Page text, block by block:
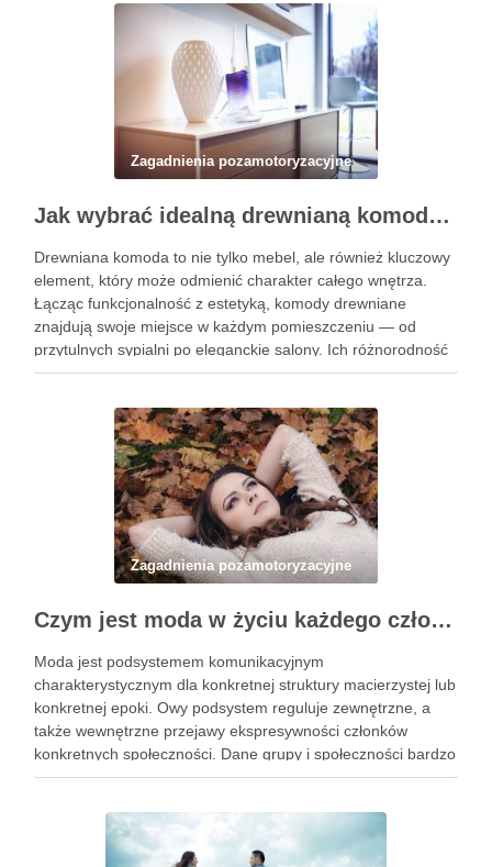
Zagadnienia pozamotoryzacyjne
Jak wybrać idealną drewnianą komodę do każdego wnętrza?
Drewniana komoda to nie tylko mebel, ale również kluczowy
element, który może odmienić charakter całego wnętrza.
Łącząc funkcjonalność z estetyką, komody drewniane
znajdują swoje miejsce w każdym pomieszczeniu — od
przytulnych sypialni po eleganckie salony. Ich różnorodność
stylów, rozmiarów i materiałów sprawia, że są idealnym
Zagadnienia pozamotoryzacyjne
Czym jest moda w życiu każdego człowieka?
Moda jest podsystemem komunikacyjnym
charakterystycznym dla konkretnej struktury macierzystej lub
konkretnej epoki. Owy podsystem reguluje zewnętrzne, a
także wewnętrzne przejawy ekspresywności członków
konkretnych społeczności. Dane grupy i społeczności bardzo
często narzucają presje pojedynczym jednostkom. W wyniku
zachowania w sposób bezrefleksyjny. Presja ta dotyczyć …